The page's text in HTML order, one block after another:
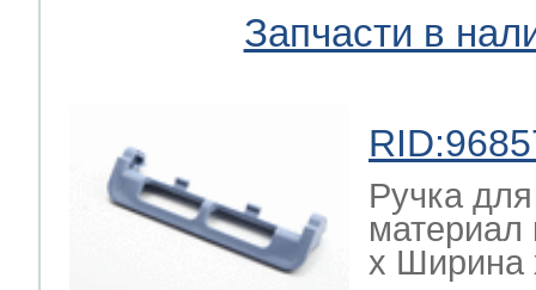
Запчасти в
Ручка
материал
х Ширина